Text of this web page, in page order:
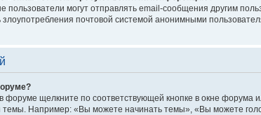
пользователи могут отправлять email-сообщения другим
злоупотребления почтовой системой анонимными
форуме щелкните по соответствующей кнопке в окне
Например: «Вы можете начинать темы», «Вы можете